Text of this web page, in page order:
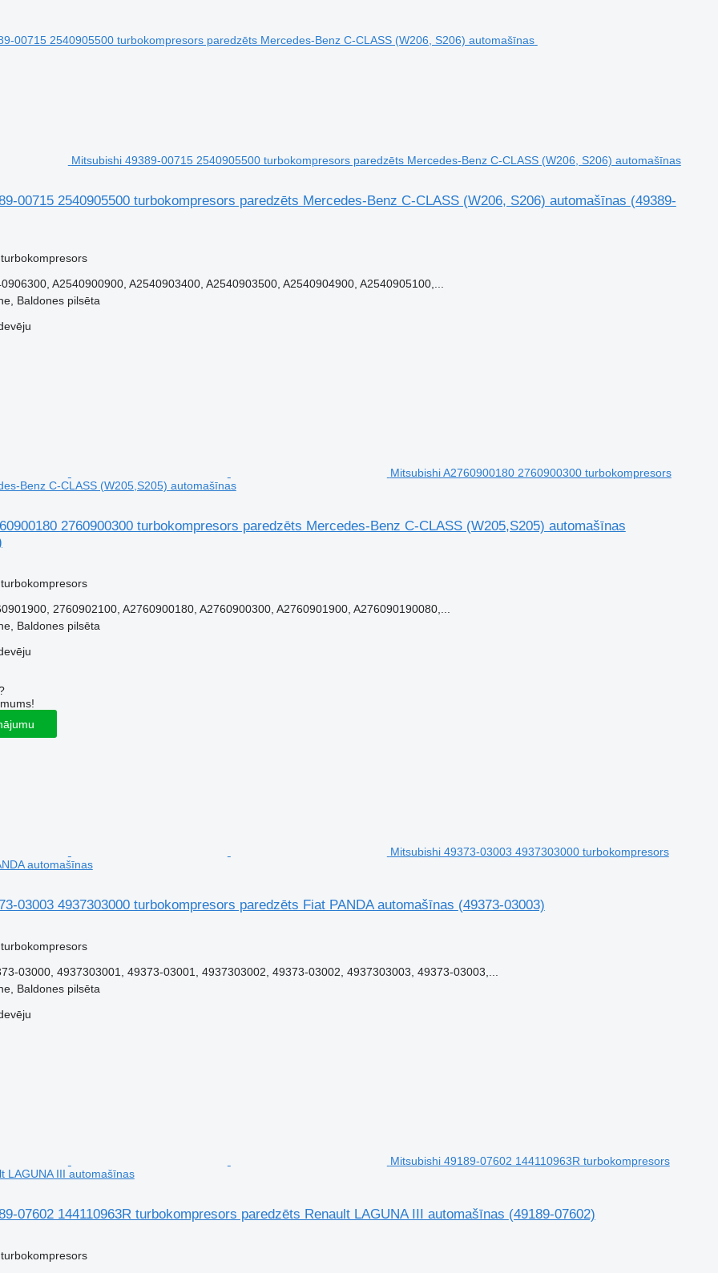
Mitsubishi 49389-00715 2540905500 turbokompresors paredzēts Mercedes-Benz C-CLASS (W206, S206) automašīnas
00715 2540905500 turbokompresors paredzēts Mercedes-Benz C-CLASS (W206, S206) automašīnas (49389-
A2540900900, A2540903400, A2540903500, A2540904900, A2540905100,...
Baldones pilsēta
Mitsubishi A2760900180 2760900300 turbokompresors
Benz C-CLASS (W205,S205) automašīnas
2760900300 turbokompresors paredzēts Mercedes-Benz C-CLASS (W205,S205) automašīnas
2760902100, A2760900180, A2760900300, A2760901900, A276090190080,...
Baldones pilsēta
Mitsubishi 49373-03003 4937303000 turbokompresors
automašīnas
03003 4937303000 turbokompresors paredzēts Fiat PANDA automašīnas (49373-03003)
03000, 4937303001, 49373-03001, 4937303002, 49373-03002, 4937303003, 49373-03003,...
Baldones pilsēta
Mitsubishi 49189-07602 144110963R turbokompresors
LAGUNA III automašīnas
07602 144110963R turbokompresors paredzēts Renault LAGUNA III automašīnas (49189-07602)